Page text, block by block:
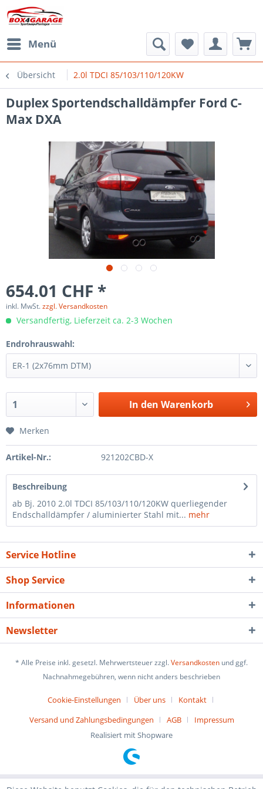
Menü
Übersicht 2.0l TDCI 85/103/110/120KW
Duplex Sportendschalldämpfer Ford C-
Max DXA
654.01 CHF *
inkl. MwSt.zzgl. Versandkosten
Versandfertig, Lieferzeit ca. 2-3 Wochen
Endrohrauswahl:
In den Warenkorb
Merken
Artikel-Nr.: 921202CBD-X
Beschreibung
ab Bj. 2010 2.0l TDCI 85/103/110/120KW querliegender
Endschalldämpfer / aluminierter Stahl mit... mehr
Service Hotline
Shop Service
Informationen
Newsletter
* Alle Preise inkl. gesetzl. Mehrwertsteuer zzgl.Versandkosten und ggf.
Nachnahmegebühren, wenn nicht anders beschrieben
Cookie-Einstellungen Über uns
Kontakt
Versand und Zahlungsbedingungen
AGB
Impressum
Realisiert mit Shopware